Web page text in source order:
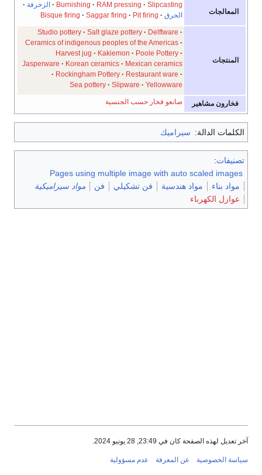
المعالجات
Burnishing RAM pressing Slipcasting
الزخرفة
الحرق
Bisque firing Saggar firing Pit firing
المنتجات
Studio pottery Salt glaze pottery
Delftware
Ceramics of indigenous peoples of the Americas
Harvest jug
Kakiemon
Poole Pottery
Jasperware
Korean ceramics
Mexican ceramics
Rockingham Pottery
Restaurant ware
Sea pottery
Slipware Yellowware
فخارون مشاهير صانعو فخار حسب الجنسية
الكلمات الدالة: سيراميك
تصنيفات:
Pages using multiple image with auto scaled images
مواد بناء
مواد هندسية فن تشكيلي فن
مواد سيراميكية
عوازل الكهرباء
آخر تعديل لهذه الصفحة كان في 23:49, 28 يونيو 2024.
سياسة الخصوصية عن المعرفة عدم مسؤولية